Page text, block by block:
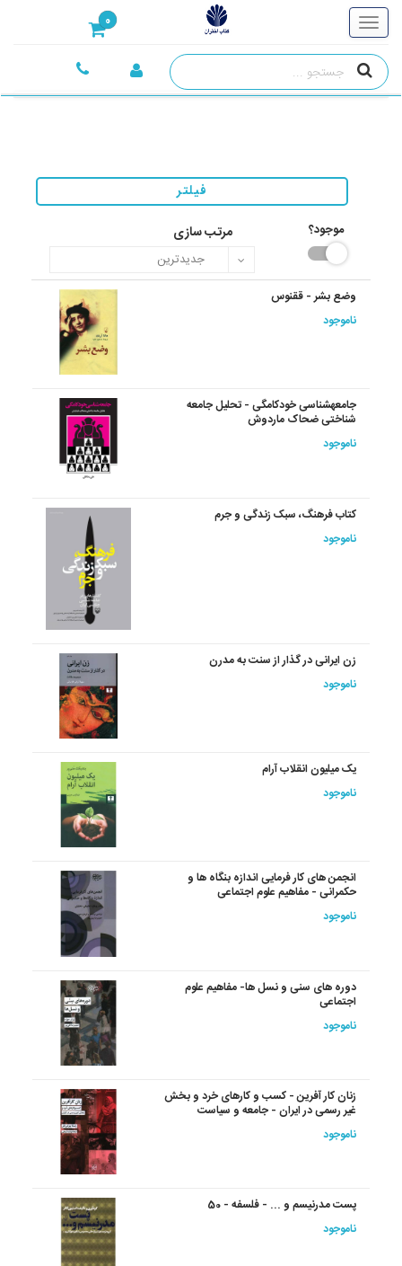
0
فیلتر
موجود؟ مرتب سازی
وضع بشر - ققنوس
ناموجود
جامعه‏شناسی‏ خودکامگی - تحلیل جامعه
شناختی ضحاک ماردوش
ناموجود
کتاب فرهنگ، سبک زندگی و جرم
ناموجود
زن ایرانی در گذار از سنت به مدرن
ناموجود
یک میلیون انقلاب آرام
ناموجود
انجمن های کار فرمایی اندازه بنگاه ها و
حکمرانی - مفاهیم علوم اجتماعی
ناموجود
دوره های سنی و نسل ها- مفاهیم علوم
اجتماعی
ناموجود
زنان کار آفرین - کسب و کارهای خرد و بخش
غیر رسمی در ایران - جامعه و سیاست
ناموجود
پست مدرنیسم و ... - فلسفه - 50
ناموجود